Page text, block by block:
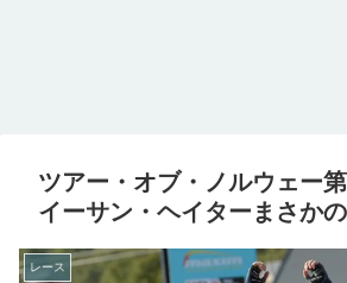
ツアー・オブ・ノルウェー第
イーサン・ヘイターまさかの
レース